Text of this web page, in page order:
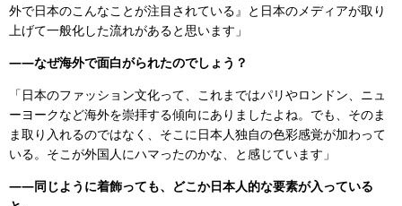
外で日本のこんなことが注目されている』と日本のメディアが取り
上げて一般化した流れがあると思います」
――なぜ海外で面白がられたのでしょう？
「日本のファッション文化って、これまではパリやロンドン、ニュ
ーヨークなど海外を崇拝する傾向にありましたよね。でも、そのま
ま取り入れるのではなく、そこに日本人独自の色彩感覚が加わって
いる。そこが外国人にハマったのかな、と感じています」
――同じように着飾っても、どこか日本人的な要素が入っている